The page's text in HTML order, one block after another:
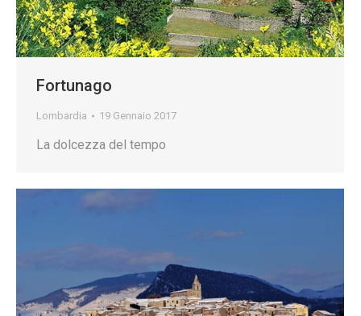
Fortunago
Lombardia 19 Gennaio 2017
La dolcezza del tempo